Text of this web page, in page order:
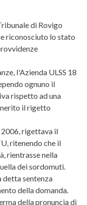
di Rovigo
riconosciuto lo stato
l'Azienda ULSS 18
ognuno il
rispetto ad una
il rigetto
2006, rigettava il
ritenendo che il
rientrasse nella
dei sordomuti.
sentenza
della domanda.
della pronuncia di